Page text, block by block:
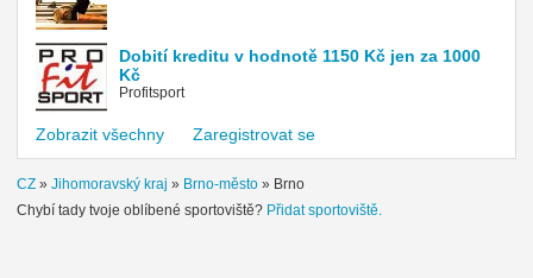
Dobití kreditu v hodnotě 1150 Kč jen za 1000
Kč
Profitsport
Zobrazit všechny Zaregistrovat se
CZ » Jihomoravský kraj » Brno-město » Brno
Chybí tady tvoje oblíbené sportoviště? Přidat sportoviště.